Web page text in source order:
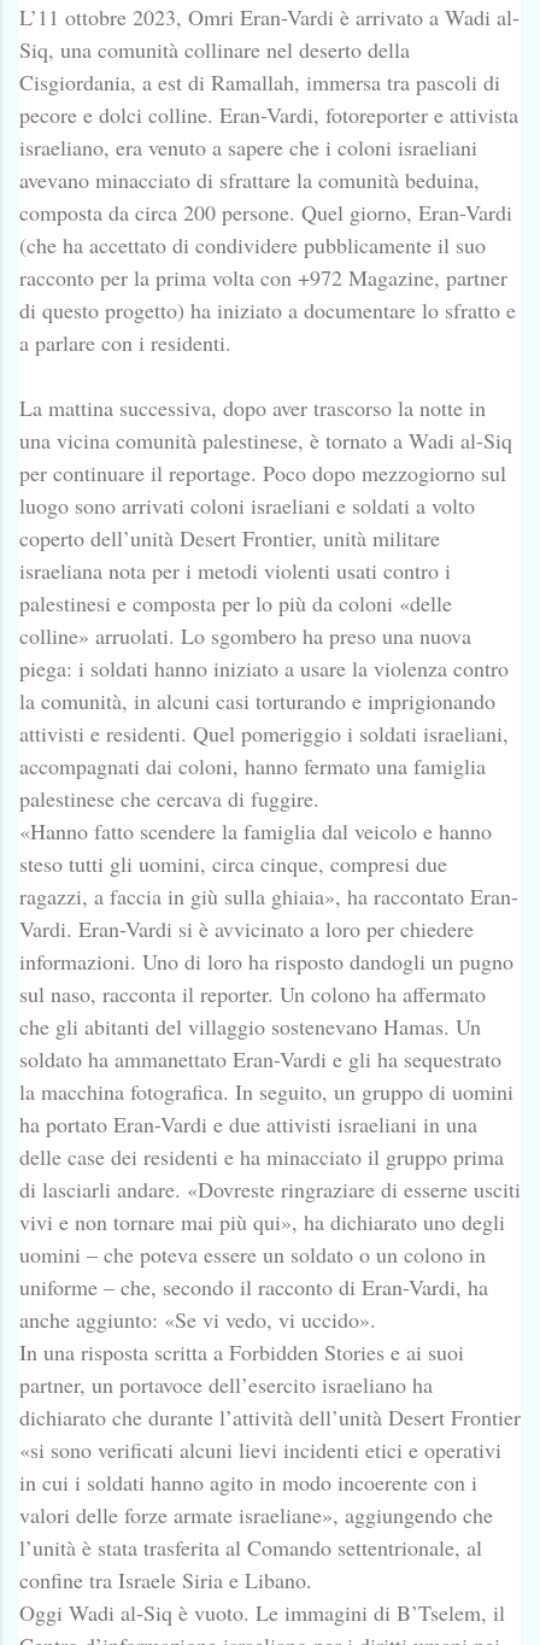
L’11 ottobre 2023, Omri Eran-Vardi è arrivato a Wadi al-
Siq, una comunità collinare nel deserto della
Cisgiordania, a est di Ramallah, immersa tra pascoli di
pecore e dolci colline. Eran-Vardi, fotoreporter e attivista
israeliano, era venuto a sapere che i coloni israeliani
avevano minacciato di sfrattare la comunità beduina,
composta da circa 200 persone. Quel giorno, Eran-Vardi
(che ha accettato di condividere pubblicamente il suo
racconto per la prima volta con +972 Magazine, partner
di questo progetto) ha iniziato a documentare lo sfratto e
a parlare con i residenti.
La mattina successiva, dopo aver trascorso la notte in
una vicina comunità palestinese, è tornato a Wadi al-Siq
per continuare il reportage. Poco dopo mezzogiorno sul
luogo sono arrivati coloni israeliani e soldati a volto
coperto dell’unità Desert Frontier, unità militare
israeliana nota per i metodi violenti usati contro i
palestinesi e composta per lo più da coloni «delle
colline» arruolati. Lo sgombero ha preso una nuova
piega: i soldati hanno iniziato a usare la violenza contro
la comunità, in alcuni casi torturando e imprigionando
attivisti e residenti. Quel pomeriggio i soldati israeliani,
accompagnati dai coloni, hanno fermato una famiglia
palestinese che cercava di fuggire.
«Hanno fatto scendere la famiglia dal veicolo e hanno
steso tutti gli uomini, circa cinque, compresi due
ragazzi, a faccia in giù sulla ghiaia», ha raccontato Eran-
Vardi. Eran-Vardi si è avvicinato a loro per chiedere
informazioni. Uno di loro ha risposto dandogli un pugno
sul naso, racconta il reporter. Un colono ha affermato
che gli abitanti del villaggio sostenevano Hamas. Un
soldato ha ammanettato Eran-Vardi e gli ha sequestrato
la macchina fotografica. In seguito, un gruppo di uomini
ha portato Eran-Vardi e due attivisti israeliani in una
delle case dei residenti e ha minacciato il gruppo prima
di lasciarli andare. «Dovreste ringraziare di esserne usciti
vivi e non tornare mai più qui», ha dichiarato uno degli
uomini – che poteva essere un soldato o un colono in
uniforme – che, secondo il racconto di Eran-Vardi, ha
anche aggiunto: «Se vi vedo, vi uccido».
In una risposta scritta a Forbidden Stories e ai suoi
partner, un portavoce dell’esercito israeliano ha
dichiarato che durante l’attività dell’unità Desert Frontier
«si sono verificati alcuni lievi incidenti etici e operativi
in cui i soldati hanno agito in modo incoerente con i
valori delle forze armate israeliane», aggiungendo che
l’unità è stata trasferita al Comando settentrionale, al
confine tra Israele Siria e Libano.
Oggi Wadi al-Siq è vuoto. Le immagini di B’Tselem, il